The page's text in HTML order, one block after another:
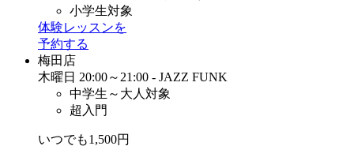
小学生対象
体験レッスンを
予約する
梅田店
木曜日 20:00～21:00 - JAZZ FUNK
中学生～大人対象
超入門
いつでも1,500円